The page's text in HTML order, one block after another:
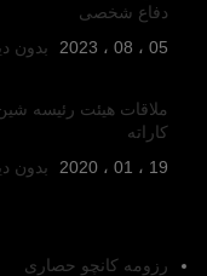
دفاع شخصی
05 ، 08 ، 2023
بدون
ملاقات هیئت رئیسه
کاراته
19 ، 01 ، 2020
بدون
رزومه کانچو حصاری